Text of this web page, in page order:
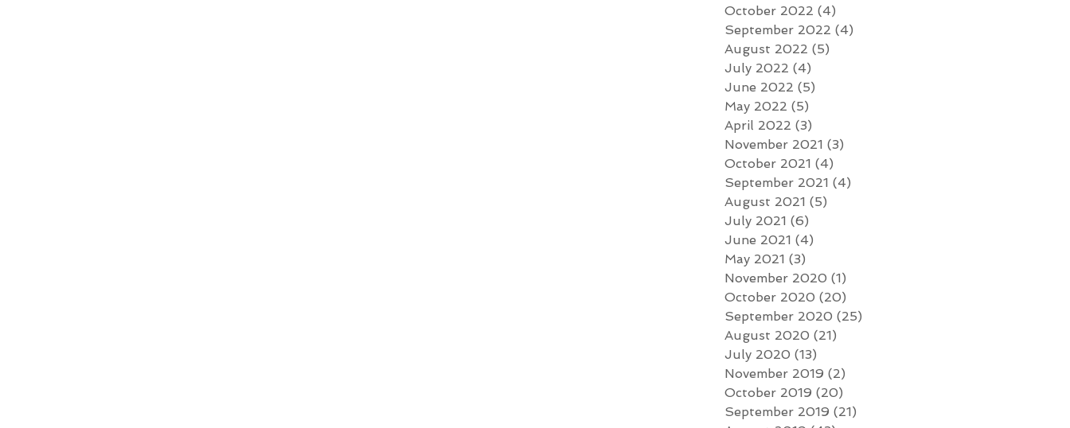
October 2022 (4)
September 2022 (4)
August 2022 (5)
July 2022 (4)
June 2022 (5)
May 2022 (5)
April 2022 (3)
November 2021 (3)
October 2021 (4)
September 2021 (4)
August 2021 (5)
July 2021 (6)
June 2021 (4)
May 2021 (3)
November 2020 (1)
October 2020 (20)
September 2020 (25)
August 2020 (21)
July 2020 (13)
November 2019 (2)
October 2019 (20)
September 2019 (21)